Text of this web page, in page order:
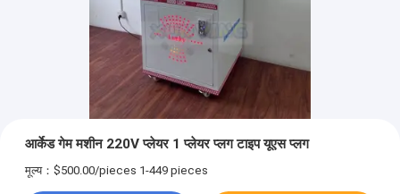
आर्केड गेम मशीन 220V प्लेयर 1 प्लेयर प्लग टाइप यूएस प्लग
मूल्य：$500.00/pieces 1-449 pieces